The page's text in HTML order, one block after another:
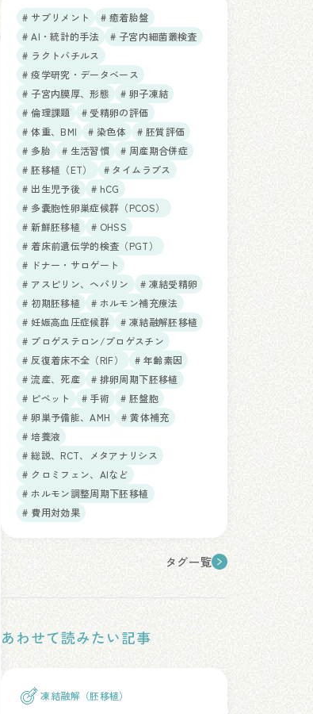
# サプリメント
# 癒着胎盤
# AI・統計的手法
# 子宮内細菌叢検査
# ラクトバチルス
# 疫学研究・データベース
# 子宮内膜厚、形態
# 卵子凍結
# 倫理課題
# 受精卵の評価
# 体重、BMI
# 染色体
# 胚質評価
# 多胎
# 生活習慣
# 周産期合併症
# 胚移植（ET）
# タイムラプス
# 出生児予後
# hCG
# 多嚢胞性卵巣症候群（PCOS）
# 新鮮胚移植
# OHSS
# 着床前遺伝学的検査（PGT）
# ドナー・サロゲート
# アスピリン、ヘパリン
# 凍結受精卵
# 初期胚移植
# ホルモン補充療法
# 妊娠高血圧症候群
# 凍結融解胚移植
# プロゲステロン/プロゲスチン
# 反復着床不全（RIF）
# 年齢素因
# 流産、死産
# 排卵周期下胚移植
# ピペット
# 手術
# 胚盤胞
# 卵巣予備能、AMH
# 黄体補充
# 培養液
# 総説、RCT、メタアナリシス
# クロミフェン、AIなど
# ホルモン調整周期下胚移植
# 費用対効果
タグ一覧
あわせて読みたい記事
凍結融解（胚移植）